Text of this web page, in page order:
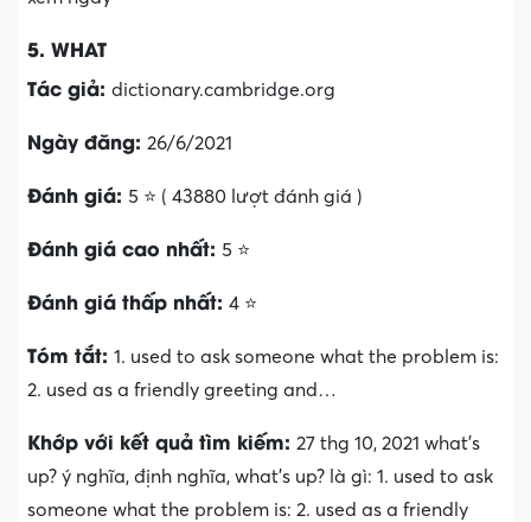
5. WHAT
Tác giả: dictionary.cambridge.org
Ngày đăng: 26/6/2021
Đánh giá: 5 ⭐ ( 43880 lượt đánh giá )
Đánh giá cao nhất: 5 ⭐
Đánh giá thấp nhất: 4 ⭐
Tóm tắt: 1. used to ask someone what the problem is:
2. used as a friendly greeting and…
Khớp với kết quả tìm kiếm: 27 thg 10, 2021 what’s
up? ý nghĩa, định nghĩa, what’s up? là gì: 1. used to ask
someone what the problem is: 2. used as a friendly